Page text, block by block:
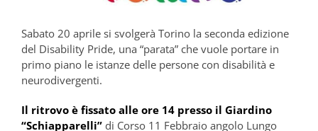
Sabato 20 aprile si svolgerà Torino la seconda edizione
del Disability Pride, una “parata” che vuole portare in
primo piano le istanze delle persone con disabilità e
neurodivergenti.
Il ritrovo è fissato alle ore 14 presso il Giardino
“Schiapparelli” di Corso 11 Febbraio angolo Lungo